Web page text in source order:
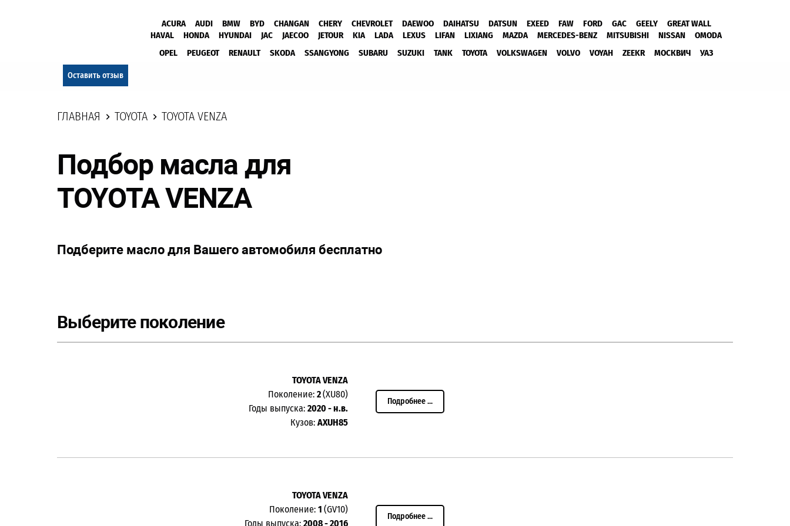
ACURA AUDI BMW BYD CHANGAN CHERY CHEVROLET DAEWOO DAIHATSU DATSUN EXEED FAW FORD GAC GEELY
GREAT WALL
HAVAL
HONDA HYUNDAI JAC JAECOO JETOUR KIA LADA LEXUS LIFAN LIXIANG MAZDA MERCEDES-BENZ MITSUBISHI NISSAN
OMODA
OPEL
PEUGEOT RENAULT SKODA SSANGYONG SUBARU SUZUKI TANK TOYOTA VOLKSWAGEN VOLVO VOYAH ZEEKR МОСКВИЧ УАЗ
Оставить отзыв
ГЛАВНАЯ TOYOTA TOYOTA VENZA
Подбор масла для
TOYOTA VENZA
Подберите масло для Вашего автомобиля бесплатно
Выберите поколение
TOYOTA VENZA
Поколение: 2(XU80)
Годы выпуска: 2020 - н.в.
Кузов: AXUH85
Подробнее ...
TOYOTA VENZA
Поколение: 1 (GV10)
Годы выпуска: 2008 - 2016
Подробнее ...